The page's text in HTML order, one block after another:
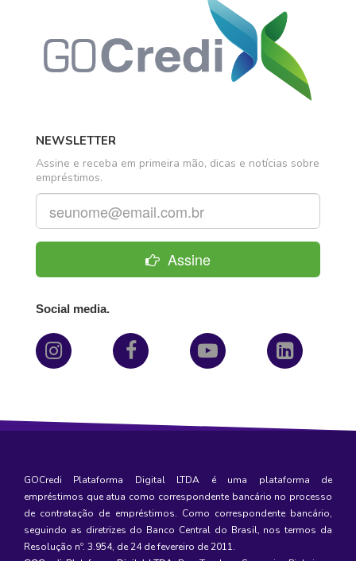
NEWSLETTER
Assine e receba em primeira mão, dicas e notícias sobre
empréstimos.
Assine
Social media.
GOCredi Plataforma Digital LTDA é uma plataforma de
empréstimos que atua como correspondente bancário no processo
de contratação de empréstimos. Como correspondente bancário,
seguindo as diretrizes do Banco Central do Brasil, nos termos da
Resolução nº. 3.954, de 24 de fevereiro de 2011.